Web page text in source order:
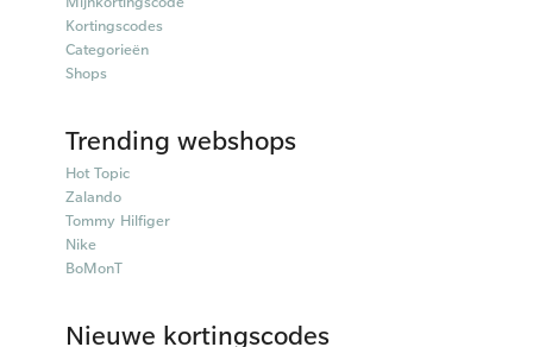
Kortingscodes
Categorieën
Shops
Trending webshops
Hot Topic
Zalando
Tommy Hilfiger
Nike
BoMonT
Nieuwe kortingscodes